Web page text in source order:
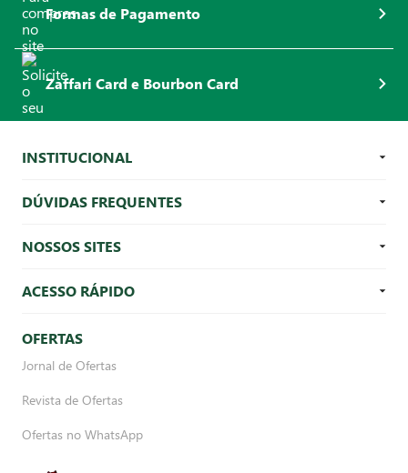
Formas de Pagamento
Zaffari Card e Bourbon Card
INSTITUCIONAL
DÚVIDAS FREQUENTES
NOSSOS SITES
ACESSO RÁPIDO
OFERTAS
Jornal de Ofertas
Revista de Ofertas
Ofertas no WhatsApp